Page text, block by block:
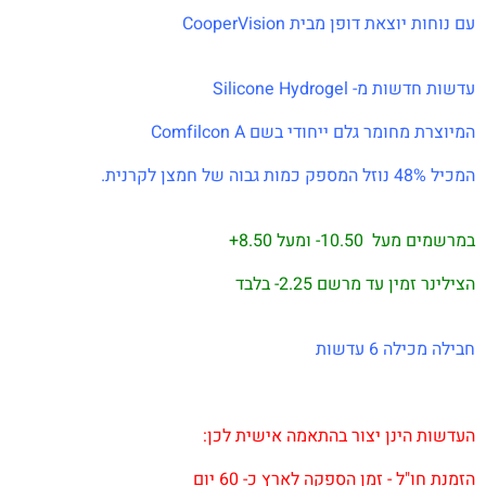
עם נוחות יוצאת דופן מבית CooperVision
עדשות חדשות מ- Silicone Hydrogel
המיוצרת מחומר גלם ייחודי בשם Comfilcon A
המכיל 48% נוזל המספק כמות גבוה של חמצן לקרנית.
במרשמים מעל 10.50- ומעל 8.50+
הצילינר זמין עד מרשם 2.25- בלבד
חבילה מכילה 6 עדשות
העדשות הינן יצור בהתאמה אישית לכן:
הזמנת חו"ל - זמן הספקה לארץ כ- 60 יום